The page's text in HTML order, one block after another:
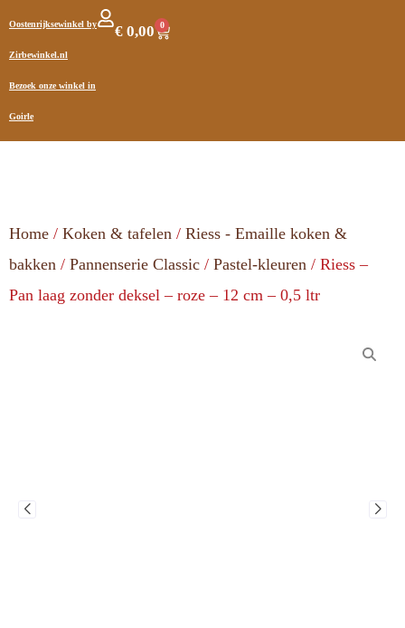
Oostenrijksewinkel by
Zirbewinkel.nl
Bezoek onze winkel in
Goirle
€ 0,00 0
Home / Koken & tafelen / Riess - Emaille koken &
bakken / Pannenserie Classic / Pastel-kleuren / Riess –
Pan laag zonder deksel – roze – 12 cm – 0,5 ltr